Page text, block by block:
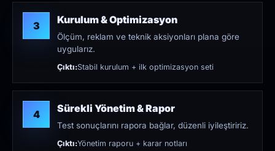
3 Kurulum & Optimizasyon
Ölçüm, reklam ve teknik aksiyonları plana göre
uygularız.
Çıktı:Stabil kurulum + ilk optimizasyon seti
4 Sürekli Yönetim & Rapor
Test sonuçlarını rapora bağlar, düzenli iyileştiririz.
Çıktı:Yönetim raporu + karar notları